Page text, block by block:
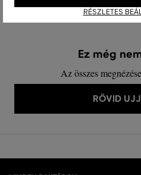
L, XL, XXL
Ez még
Az összes
RÖVID
RÉSZLETES